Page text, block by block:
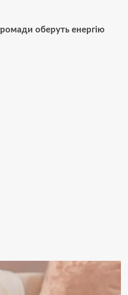
оберуть енергію